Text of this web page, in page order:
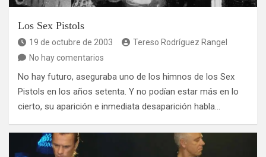
Los Sex Pistols
19 de octubre de 2003
Tereso Rodríguez Rangel
No hay comentarios
No hay futuro, aseguraba uno de los himnos de los Sex
Pistols en los años setenta. Y no podían estar más en lo
cierto, su aparición e inmediata desaparición habla…